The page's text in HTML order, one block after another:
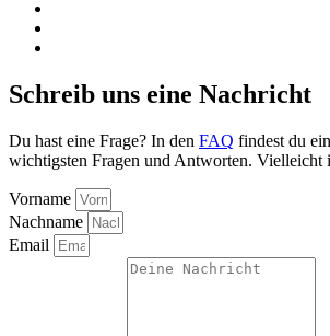
Schreib uns eine Nachricht
Du hast eine Frage? In den FAQ findest du
wichtigsten Fragen und Antworten. Vielleicht
Vorname
Nachname
Email